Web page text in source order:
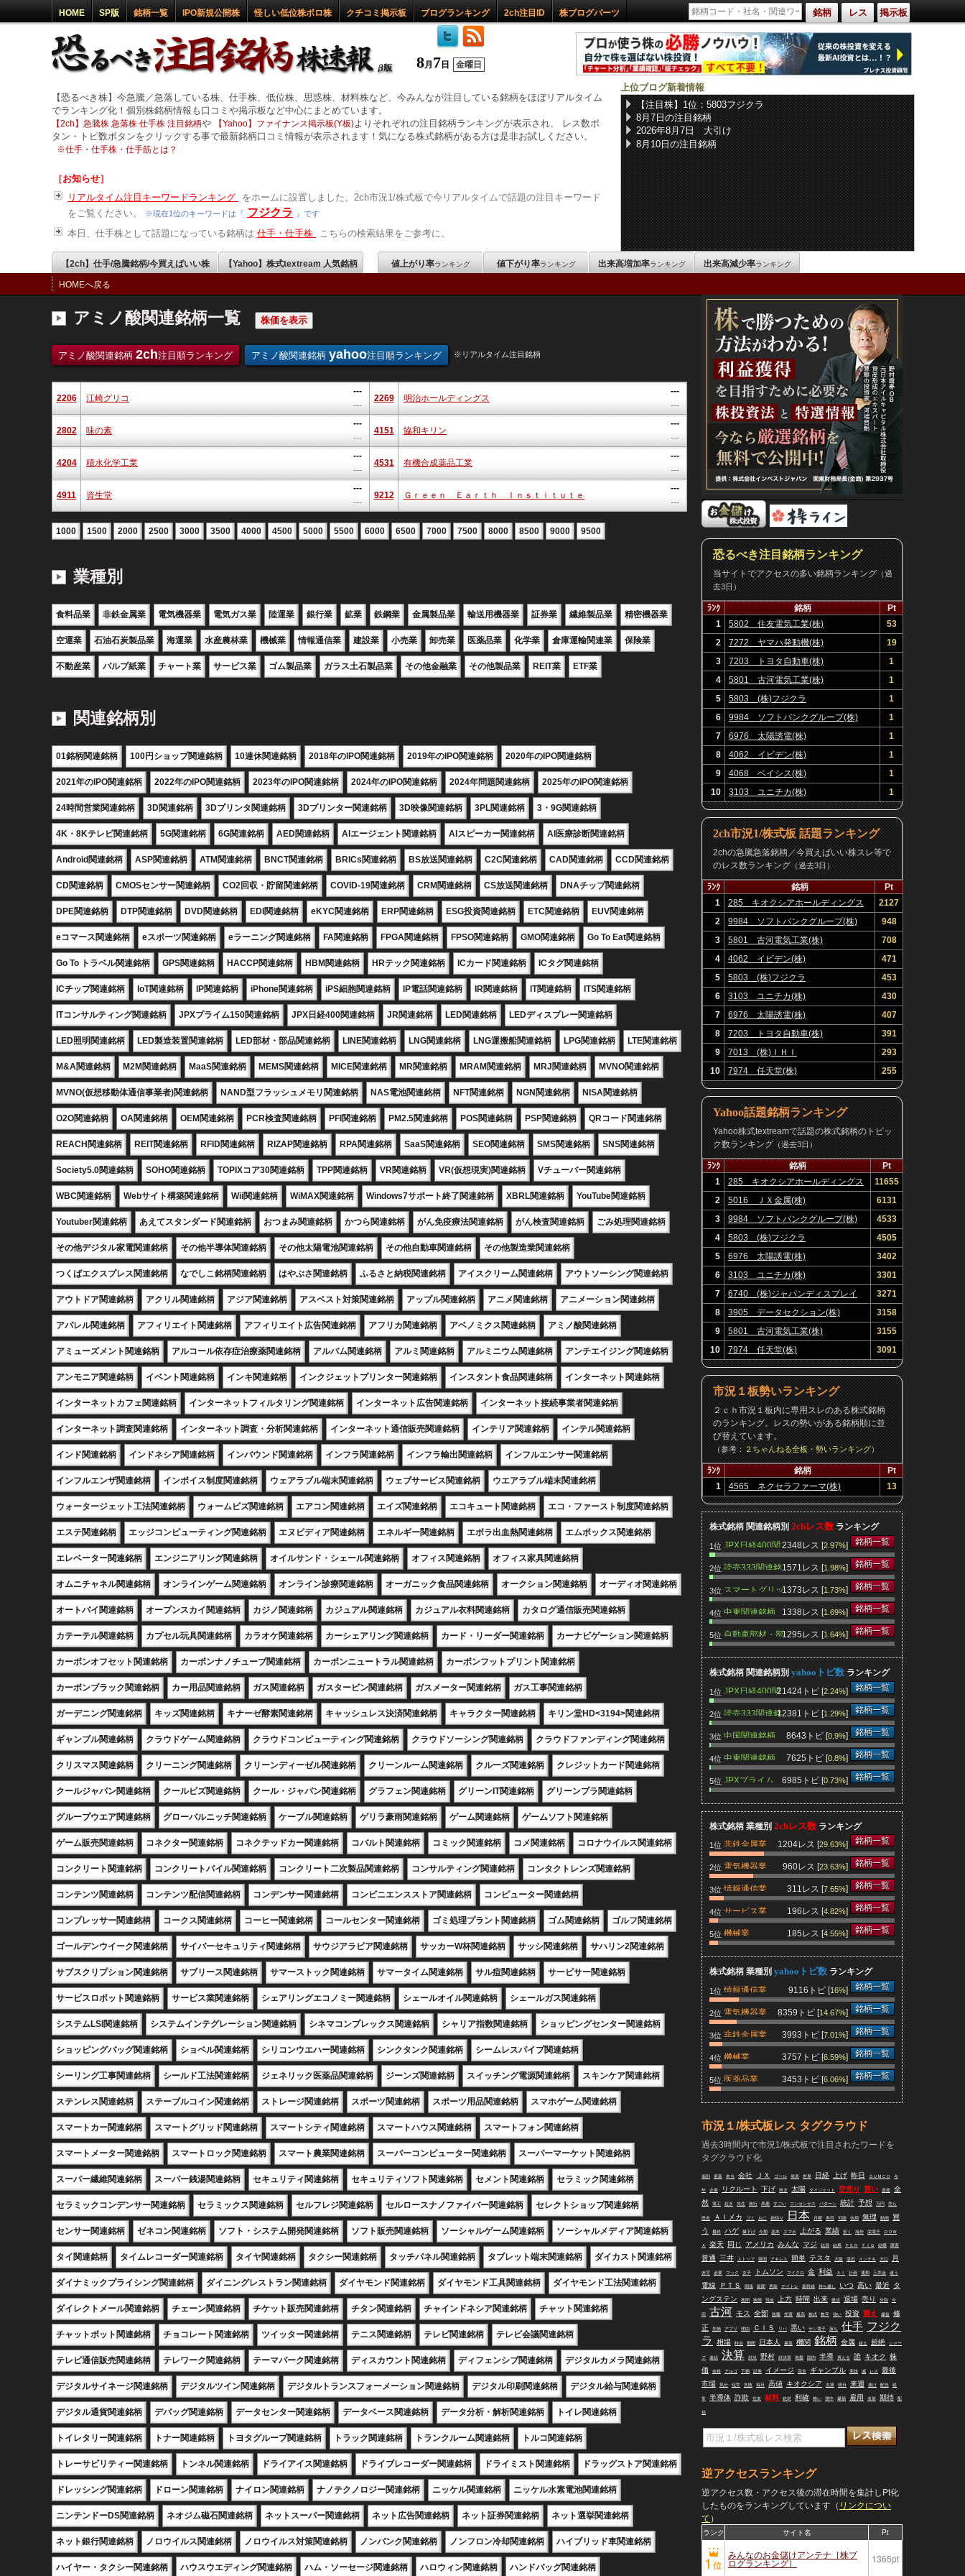
HOME SP版 銘柄一覧 IPO新規公開株 怪しい低位株ボロ株 クチコミ掲示板 ブログランキング 2ch注目ID 株ブログパーツ 銘柄 レス 掲示板
8月 7 日 金曜日
【恐るべき株】今急騰／急落している株、仕手株、低位株、思惑株、材料株など、今みんなが注目している銘柄をほぼリアルタイム
でランキング化！個別株銘柄情報も口コミや掲示板など中心にまとめています。
【2ch】急騰株 急落株 仕手株 注目銘柄や 【Yahoo】ファイナンス掲示板(Y板)よりそれぞれの注目銘柄ランキングが表示され、 レス数ボ
タン・トピ数ボタンをクリックする事で最新銘柄口コミ情報が表示されます！気になる株式銘柄がある方は是非お試しください。
※仕手・仕手株・仕手筋とは？
［お知らせ］
リアルタイム注目キーワードランキング
をホームに設置しました。2ch市況1/株式板で今リアルタイムで話題の注目キーワード
をご覧ください。
※現在1位のキーワードは『 フジクラ 』です
本日、仕手株として話題になっている銘柄は 仕手・仕手株 こちらの検索結果をご参考に。
上位ブログ新着情報
【注目株】1位：5803フジクラ
8月7日の注目銘柄
2026年8月7日 大引け
8月10日の注目銘柄
【2ch】仕手/急騰銘柄/今買えばいい株 【Yahoo】株式textream 人気銘柄 値上がり率ランキング 値下がり率ランキング 出来高増加率ランキング 出来高減少率ランキング
HOMEへ戻る
アミノ酸関連銘柄一覧
アミノ酸関連銘柄 2ch注目順ランキング アミノ酸関連銘柄 yahoo注目順ランキング ※リアルタイム注目銘柄
2206 江崎グリコ
---
---
2269 明治ホールディングス
---
---
2802 味の素
---
---
4151 協和キリン
---
---
4204 積水化学工業
---
---
4531 有機合成薬品工業
---
---
4911 資生堂
---
---
9212 Ｇｒｅｅｎ Ｅａｒｔｈ Ｉｎｓｔｉｔｕｔｅ
---
---
1000 1500 2000 2500 3000 3500 4000 4500 5000 5500 6000 6500 7000 7500 8000 8500 9000 9500
業種別
食料品業 非鉄金属業 電気機器業 電気ガス業 陸運業 銀行業 鉱業 鉄鋼業 金属製品業 輸送用機器業 証券業 繊維製品業 精密機器業
空運業 石油石炭製品業 海運業 水産農林業 機械業 情報通信業 建設業 小売業 卸売業 医薬品業 化学業 倉庫運輸関連業 保険業
不動産業 パルプ紙業 チャート業 サービス業 ゴム製品業 ガラス土石製品業 その他金融業 その他製品業 REIT業 ETF業
関連銘柄別
01銘柄関連銘柄 100円ショップ関連銘柄 10連休関連銘柄 2018年のIPO関連銘柄 2019年のIPO関連銘柄 2020年のIPO関連銘柄
2021年のIPO関連銘柄 2022年のIPO関連銘柄 2023年のIPO関連銘柄 2024年のIPO関連銘柄 2024年問題関連銘柄 2025年のIPO関連銘柄
24時間営業関連銘柄 3D関連銘柄 3Dプリンタ関連銘柄 3Dプリンター関連銘柄 3D映像関連銘柄 3PL関連銘柄 3・9G関連銘柄
4K・8Kテレビ関連銘柄 5G関連銘柄 6G関連銘柄 AED関連銘柄 AIエージェント関連銘柄 AIスピーカー関連銘柄 AI医療診断関連銘柄
Android関連銘柄 ASP関連銘柄 ATM関連銘柄 BNCT関連銘柄 BRICs関連銘柄 BS放送関連銘柄 C2C関連銘柄 CAD関連銘柄 CCD関連銘柄
CD関連銘柄 CMOSセンサー関連銘柄 CO2回収・貯留関連銘柄 COVID-19関連銘柄 CRM関連銘柄 CS放送関連銘柄 DNAチップ関連銘柄
DPE関連銘柄 DTP関連銘柄 DVD関連銘柄 EDI関連銘柄 eKYC関連銘柄 ERP関連銘柄 ESG投資関連銘柄 ETC関連銘柄 EUV関連銘柄
eコマース関連銘柄 eスポーツ関連銘柄 eラーニング関連銘柄 FA関連銘柄 FPGA関連銘柄 FPSO関連銘柄 GMO関連銘柄 Go To Eat関連銘柄
Go To トラベル関連銘柄 GPS関連銘柄 HACCP関連銘柄 HBM関連銘柄 HRテック関連銘柄 ICカード関連銘柄 ICタグ関連銘柄
ICチップ関連銘柄 IoT関連銘柄 IP関連銘柄 iPhone関連銘柄 iPS細胞関連銘柄 IP電話関連銘柄 IR関連銘柄 IT関連銘柄 ITS関連銘柄
ITコンサルティング関連銘柄 JPXプライム150関連銘柄 JPX日経400関連銘柄 JR関連銘柄 LED関連銘柄 LEDディスプレー関連銘柄
LED照明関連銘柄 LED製造装置関連銘柄 LED部材・部品関連銘柄 LINE関連銘柄 LNG関連銘柄 LNG運搬船関連銘柄 LPG関連銘柄 LTE関連銘柄
M&A関連銘柄 M2M関連銘柄 MaaS関連銘柄 MEMS関連銘柄 MICE関連銘柄 MR関連銘柄 MRAM関連銘柄 MRJ関連銘柄 MVNO関連銘柄
MVNO(仮想移動体通信事業者)関連銘柄 NAND型フラッシュメモリ関連銘柄 NAS電池関連銘柄 NFT関連銘柄 NGN関連銘柄 NISA関連銘柄
O2O関連銘柄 OA関連銘柄 OEM関連銘柄 PCR検査関連銘柄 PFI関連銘柄 PM2.5関連銘柄 POS関連銘柄 PSP関連銘柄 QRコード関連銘柄
REACH関連銘柄 REIT関連銘柄 RFID関連銘柄 RIZAP関連銘柄 RPA関連銘柄 SaaS関連銘柄 SEO関連銘柄 SMS関連銘柄 SNS関連銘柄
Society5.0関連銘柄 SOHO関連銘柄 TOPIXコア30関連銘柄 TPP関連銘柄 VR関連銘柄 VR(仮想現実)関連銘柄 Vチューバー関連銘柄
WBC関連銘柄 Webサイト構築関連銘柄 Wii関連銘柄 WiMAX関連銘柄 Windows7サポート終了関連銘柄 XBRL関連銘柄 YouTube関連銘柄
Youtuber関連銘柄 あえてスタンダード関連銘柄 おつまみ関連銘柄 かつら関連銘柄 がん免疫療法関連銘柄 がん検査関連銘柄 ごみ処理関連銘柄
その他デジタル家電関連銘柄 その他半導体関連銘柄 その他太陽電池関連銘柄 その他自動車関連銘柄 その他製造業関連銘柄
つくばエクスプレス関連銘柄 なでしこ銘柄関連銘柄 はやぶさ関連銘柄 ふるさと納税関連銘柄 アイスクリーム関連銘柄 アウトソーシング関連銘柄
アウトドア関連銘柄 アクリル関連銘柄 アジア関連銘柄 アスベスト対策関連銘柄 アップル関連銘柄 アニメ関連銘柄 アニメーション関連銘柄
アパレル関連銘柄 アフィリエイト関連銘柄 アフィリエイト広告関連銘柄 アフリカ関連銘柄 アベノミクス関連銘柄 アミノ酸関連銘柄
アミューズメント関連銘柄 アルコール依存症治療薬関連銘柄 アルバム関連銘柄 アルミ関連銘柄 アルミニウム関連銘柄 アンチエイジング関連銘柄
アンモニア関連銘柄 イベント関連銘柄 インキ関連銘柄 インクジェットプリンター関連銘柄 インスタント食品関連銘柄 インターネット関連銘柄
インターネットカフェ関連銘柄 インターネットフィルタリング関連銘柄 インターネット広告関連銘柄 インターネット接続事業者関連銘柄
インターネット調査関連銘柄 インターネット調査・分析関連銘柄 インターネット通信販売関連銘柄 インテリア関連銘柄 インテル関連銘柄
インド関連銘柄 インドネシア関連銘柄 インバウンド関連銘柄 インフラ関連銘柄 インフラ輸出関連銘柄 インフルエンサー関連銘柄
インフルエンザ関連銘柄 インボイス制度関連銘柄 ウェアラブル端末関連銘柄 ウェブサービス関連銘柄 ウエアラブル端末関連銘柄
ウォータージェット工法関連銘柄 ウォームビズ関連銘柄 エアコン関連銘柄 エイズ関連銘柄 エコキュート関連銘柄 エコ・ファースト制度関連銘柄
エステ関連銘柄 エッジコンピューティング関連銘柄 エヌビディア関連銘柄 エネルギー関連銘柄 エボラ出血熱関連銘柄 エムポックス関連銘柄
エレベーター関連銘柄 エンジニアリング関連銘柄 オイルサンド・シェール関連銘柄 オフィス関連銘柄 オフィス家具関連銘柄
オムニチャネル関連銘柄 オンラインゲーム関連銘柄 オンライン診療関連銘柄 オーガニック食品関連銘柄 オークション関連銘柄 オーディオ関連銘柄
オートバイ関連銘柄 オープンスカイ関連銘柄 カジノ関連銘柄 カジュアル関連銘柄 カジュアル衣料関連銘柄 カタログ通信販売関連銘柄
カテーテル関連銘柄 カプセル玩具関連銘柄 カラオケ関連銘柄 カーシェアリング関連銘柄 カード・リーダー関連銘柄 カーナビゲーション関連銘柄
カーボンオフセット関連銘柄 カーボンナノチューブ関連銘柄 カーボンニュートラル関連銘柄 カーボンフットプリント関連銘柄
カーボンブラック関連銘柄 カー用品関連銘柄 ガス関連銘柄 ガスタービン関連銘柄 ガスメーター関連銘柄 ガス工事関連銘柄
ガーデニング関連銘柄 キッズ関連銘柄 キナーゼ酵素関連銘柄 キャッシュレス決済関連銘柄 キャラクター関連銘柄 キリン堂HD<3194>関連銘柄
ギャンブル関連銘柄 クラウドゲーム関連銘柄 クラウドコンピューティング関連銘柄 クラウドソーシング関連銘柄 クラウドファンディング関連銘柄
クリスマス関連銘柄 クリーニング関連銘柄 クリーンディーゼル関連銘柄 クリーンルーム関連銘柄 クルーズ関連銘柄 クレジットカード関連銘柄
クールジャパン関連銘柄 クールビズ関連銘柄 クール・ジャパン関連銘柄 グラフェン関連銘柄 グリーンIT関連銘柄 グリーンプラ関連銘柄
グループウエア関連銘柄 グローバルニッチ関連銘柄 ケーブル関連銘柄 ゲリラ豪雨関連銘柄 ゲーム関連銘柄 ゲームソフト関連銘柄
ゲーム販売関連銘柄 コネクター関連銘柄 コネクテッドカー関連銘柄 コバルト関連銘柄 コミック関連銘柄 コメ関連銘柄 コロナウイルス関連銘柄
コンクリート関連銘柄 コンクリートパイル関連銘柄 コンクリート二次製品関連銘柄 コンサルティング関連銘柄 コンタクトレンズ関連銘柄
コンテンツ関連銘柄 コンテンツ配信関連銘柄 コンデンサー関連銘柄 コンビニエンスストア関連銘柄 コンピューター関連銘柄
コンプレッサー関連銘柄 コークス関連銘柄 コーヒー関連銘柄 コールセンター関連銘柄 ゴミ処理プラント関連銘柄 ゴム関連銘柄 ゴルフ関連銘柄
ゴールデンウイーク関連銘柄 サイバーセキュリティ関連銘柄 サウジアラビア関連銘柄 サッカーW杯関連銘柄 サッシ関連銘柄 サハリン2関連銘柄
サブスクリプション関連銘柄 サブリース関連銘柄 サマーストック関連銘柄 サマータイム関連銘柄 サル痘関連銘柄 サービサー関連銘柄
サービスロボット関連銘柄 サービス業関連銘柄 シェアリングエコノミー関連銘柄 シェールオイル関連銘柄 シェールガス関連銘柄
システムLSI関連銘柄 システムインテグレーション関連銘柄 シネマコンプレックス関連銘柄 シャリア指数関連銘柄 ショッピングセンター関連銘柄
ショッピングバッグ関連銘柄 ショベル関連銘柄 シリコンウエハー関連銘柄 シンクタンク関連銘柄 シームレスパイプ関連銘柄
シーリング工事関連銘柄 シールド工法関連銘柄 ジェネリック医薬品関連銘柄 ジーンズ関連銘柄 スイッチング電源関連銘柄 スキンケア関連銘柄
ステンレス関連銘柄 ステーブルコイン関連銘柄 ストレージ関連銘柄 スポーツ関連銘柄 スポーツ用品関連銘柄 スマホゲーム関連銘柄
スマートカー関連銘柄 スマートグリッド関連銘柄 スマートシティ関連銘柄 スマートハウス関連銘柄 スマートフォン関連銘柄
スマートメーター関連銘柄 スマートロック関連銘柄 スマート農業関連銘柄 スーパーコンピューター関連銘柄 スーパーマーケット関連銘柄
スーパー繊維関連銘柄 スーパー銭湯関連銘柄 セキュリティ関連銘柄 セキュリティソフト関連銘柄 セメント関連銘柄 セラミック関連銘柄
セラミックコンデンサー関連銘柄 セラミックス関連銘柄 セルフレジ関連銘柄 セルロースナノファイバー関連銘柄 セレクトショップ関連銘柄
センサー関連銘柄 ゼネコン関連銘柄 ソフト・システム開発関連銘柄 ソフト販売関連銘柄 ソーシャルゲーム関連銘柄 ソーシャルメディア関連銘柄
タイ関連銘柄 タイムレコーダー関連銘柄 タイヤ関連銘柄 タクシー関連銘柄 タッチパネル関連銘柄 タブレット端末関連銘柄 ダイカスト関連銘柄
ダイナミックプライシング関連銘柄 ダイニングレストラン関連銘柄 ダイヤモンド関連銘柄 ダイヤモンド工具関連銘柄 ダイヤモンド工法関連銘柄
ダイレクトメール関連銘柄 チェーン関連銘柄 チケット販売関連銘柄 チタン関連銘柄 チャインドネシア関連銘柄 チャット関連銘柄
チャットボット関連銘柄 チョコレート関連銘柄 ツイッター関連銘柄 テニス関連銘柄 テレビ関連銘柄 テレビ会議関連銘柄
テレビ通信販売関連銘柄 テレワーク関連銘柄 テーマパーク関連銘柄 ディスカウント関連銘柄 ディフェンシブ関連銘柄 デジタルカメラ関連銘柄
デジタルサイネージ関連銘柄 デジタルツイン関連銘柄 デジタルトランスフォーメーション関連銘柄 デジタル印刷関連銘柄 デジタル給与関連銘柄
デジタル通貨関連銘柄 デバッグ関連銘柄 データセンター関連銘柄 データベース関連銘柄 データ分析・解析関連銘柄 トイレ関連銘柄
トイレタリー関連銘柄 トナー関連銘柄 トヨタグループ関連銘柄 トラック関連銘柄 トランクルーム関連銘柄 トルコ関連銘柄
トレーサビリティー関連銘柄 トンネル関連銘柄 ドライアイス関連銘柄 ドライブレコーダー関連銘柄 ドライミスト関連銘柄 ドラッグストア関連銘柄
ドレッシング関連銘柄 ドローン関連銘柄 ナイロン関連銘柄 ナノテクノロジー関連銘柄 ニッケル関連銘柄 ニッケル水素電池関連銘柄
ニンテンドーDS関連銘柄 ネオジム磁石関連銘柄 ネットスーパー関連銘柄 ネット広告関連銘柄 ネット証券関連銘柄 ネット選挙関連銘柄
ネット銀行関連銘柄 ノロウイルス関連銘柄 ノロウイルス対策関連銘柄 ノンバンク関連銘柄 ノンフロン冷却関連銘柄 ハイブリッド車関連銘柄
ハイヤー・タクシー関連銘柄 ハウスウエディング関連銘柄 ハム・ソーセージ関連銘柄 ハロウィン関連銘柄 ハンドバッグ関連銘柄
恐るべき注目銘柄ランキング
当サイトでアクセスの多い銘柄ランキング（過
去3日）
ﾗﾝｸ 銘柄
Pt
1
5802 住友電気工業(株)
53
2
7272 ヤマハ発動機(株)
19
3
7203 トヨタ自動車(株)
1
4
5801 古河電気工業(株)
1
5
5803 (株)フジクラ
1
6
9984 ソフトバンクグループ(株)
1
7
6976 太陽誘電(株)
1
8
4062 イビデン(株)
1
9
4068 ベイシス(株)
1
10
3103 ユニチカ(株) 1
2ch市況1/株式板 話題ランキング
2chの急騰急落銘柄／今買えばいい株スレ等で
のレス数ランキング（過去3日）
ﾗﾝｸ 銘柄
Pt
1
285 キオクシアホールディングス
(株)
2127
2
9984 ソフトバンクグループ(株)
948
3
5801 古河電気工業(株)
708
4
4062 イビデン(株)
471
5
5803 (株)フジクラ
453
6
3103 ユニチカ(株)
430
7
6976 太陽誘電(株)
407
8
7203 トヨタ自動車(株)
391
9
7013 (株)ＩＨＩ
293
10
7974 任天堂(株) 255
Yahoo話題銘柄ランキング
Yahoo株式textreamで話題の株式銘柄のトピッ
ク数ランキング（過去3日）
ﾗﾝｸ 銘柄
Pt
1
285 キオクシアホールディングス
(株)
11655
2
5016 ＪＸ金属(株)
6131
3
9984 ソフトバンクグループ(株)
4533
4
5803 (株)フジクラ
4505
5
6976 太陽誘電(株)
3402
6
3103 ユニチカ(株)
3301
7
6740 (株)ジャパンディスプレイ
3271
8
3905 データセクション(株)
3158
9
5801 古河電気工業(株)
3155
10
7974 任天堂(株) 3091
市況１板勢いランキング
２ｃｈ市況１板内に専用スレのある株式銘柄
のランキング。レスの勢いがある銘柄順に並
び替えています。
（参考：２ちゃんねる全板・勢いランキング）
ﾗﾝｸ 銘柄
Pt
1
4565 ネクセラファーマ(株) 13
株式銘柄 関連銘柄別 2chレス数 ランキング
1位 JPX日経400関
連銘柄
2348レス [2.97%] 銘柄一覧
2位 読売333関連銘
柄
1571レス [1.98%] 銘柄一覧
3位 スマートグリッ
ド関連銘柄
1373レス [1.73%] 銘柄一覧
4位 中東関連銘柄 1338レス [1.69%] 銘柄一覧
5位 自動車部材・部
品関連銘柄
1295レス [1.64%] 銘柄一覧
株式銘柄 関連銘柄別 yahooトピ数 ランキング
1位 JPX日経400関
連銘柄
21424トピ [2.24%] 銘柄一覧
2位 読売333関連銘
柄
12381トピ [1.29%] 銘柄一覧
3位 中国関連銘柄 8643トピ [0.9%] 銘柄一覧
4位 中東関連銘柄 7625トピ [0.8%] 銘柄一覧
5位 JPXプライム
150関連銘柄
6985トピ [0.73%] 銘柄一覧
株式銘柄 業種別 2chレス数 ランキング
1位 非鉄金属業 1204レス [29.63%] 銘柄一覧
2位 電気機器業 960レス [23.63%] 銘柄一覧
3位 情報通信業 311レス [7.65%] 銘柄一覧
4位 サービス業 196レス [4.82%] 銘柄一覧
5位 機械業 185レス [4.55%] 銘柄一覧
株式銘柄 業種別 yahooトピ数 ランキング
1位 情報通信業 9116トピ [16%] 銘柄一覧
2位 電気機器業 8359トピ [14.67%] 銘柄一覧
3位 非鉄金属業 3993トピ [7.01%] 銘柄一覧
4位 機械業 3757トピ [6.59%] 銘柄一覧
5位 医薬品業 3453トピ [6.06%] 銘柄一覧
市況１/株式板レス タグクラウド
過去3時間内で市況1/株式板で注目されたワードを
タグクラウド化
個別 更新 本当 会社 ＪＸ ゴール 発表 世界 日経 上げ 昨日 ＳＵＭＣＯ 今
年 企業 リクルート 下げ 跨ぎ 太陽 ダイジェット 空売り 買い 資産
全
然
電工 起き 先生 旅行 馬鹿 すごい コンセンサス パターン 統計 予想 万円 売ら
田舎 ＡＩメカ ゴミ おに 損切り 日本 月曜 寿司 可能 信用 無理 動画
買
う
最終 ハゲ 爆下げ 今期 基本 スマホ 上がる 業績 安く 海外 栄電子 ＤＯＷ
Ａ 楽天 同じ アメリカ みんな マジ 結局 結果 ＰＥＲ ＦＩＧ 結構 障害
普通 三井 ストップ 韓国 アキレス 簡単 テスタ 大阪 流石 インチキ 大口 月
赤字 必要 マック 女子 トムソン マイクロ 金 利益 ＡＩ 計画 通期 三井金 違う
電線 ＰＴＳ 関係 新聞 意味 デイトレ 新幹線 持ち越し いつ 高い 最近
タ
ングステン
夜間 状態 現金 上方 時間 出来 復活 退場 売り 分割 今
回 古河 モス 全部 急騰 売買 最高 株式 数字 強い 投資 買え 爆益
修
正
先物 アプリ 理由 ＣＩＳ リバ 悪い サン電子 落ち 仕手 フジク
ラ
相場 時点 期間 日本人 暴落 機関 銘柄 金属 超え 超絶 シャー
プ 連結 決算 好決 野村 好決算 地盤 国内 半導 買える 誰 キオク
株
価
余裕 アルゴ 下痢 証券 イメージ 完全 ギャンブル 美味 減 レス
最後
市場
気分 化学 失敗 毎日 高値 キオクシア 次第 明日 来週 抜け 配当 経
常 半導体 詐欺 住友 材料 絶対 利確 怖い 場中 爆損 雇用 名前 期待 配
信
逆アクセスランキング
逆アクセス数・アクセス後の滞在時間を集計しPt化
したものをランキングしています（ リンクについ
て）
ランク サイト名 Pt
みんなのお金儲けアンテナ［株ブ
ログランキング］ 1365pt